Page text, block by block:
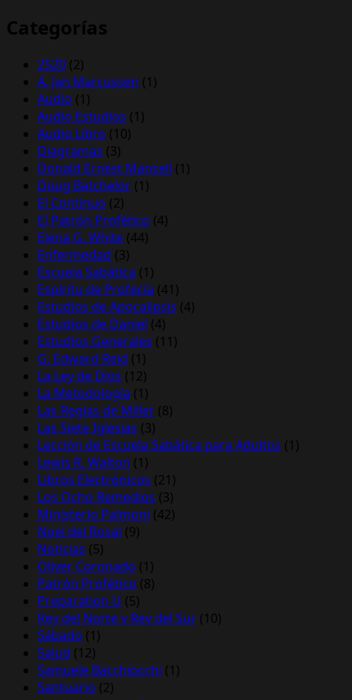
Categorías
2520 (2)
A. Jan Marcussen (1)
Audio (1)
Audio Estudios (1)
Audio Libro (10)
Diagramas (3)
Donald Ernest Mansell (1)
Doug Batchelor (1)
El Continuo (2)
El Patrón Profético (4)
Elena G. White (44)
Enfermedad (3)
Escuela Sabática (1)
Espíritu de Profecía (41)
Estudios de Apocalipsis (4)
Estudios de Daniel (4)
Estudios Generales (11)
G. Edward Reid (1)
La Ley de Dios (12)
La Metodología (1)
Las Reglas de Miller (8)
Las Siete Iglesias (3)
Lección de Escuela Sabática para Adultos (1)
Lewis R. Walton (1)
Libros Electrónicos (21)
Los Ocho Remedios (3)
Ministerio Palmoni (42)
Noel del Rosal (9)
Noticias (5)
Oliver Coronado (1)
Patrón Profético (8)
Preparation U (5)
Rey del Norte y Rey del Sur (10)
Sábado (1)
Salud (12)
Samuele Bacchiocchi (1)
Santuario (2)